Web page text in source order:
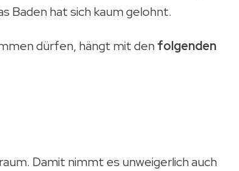
Baden hat sich kaum gelohnt.
dürfen, hängt mit denfolgenden
Damit nimmt es unweigerlich auch